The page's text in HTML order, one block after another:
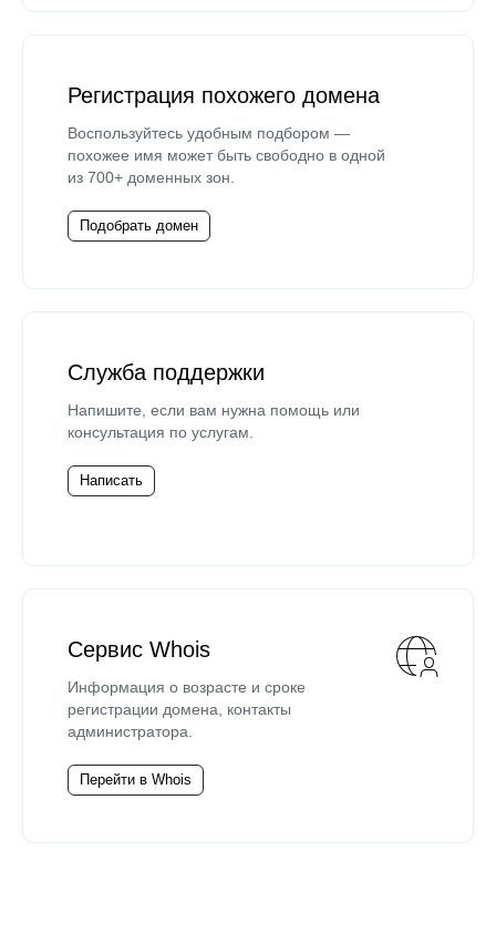
Регистрация похожего домена
Воспользуйтесь удобным подбором —
похожее имя может быть свободно в одной
из 700+ доменных зон.
Подобрать домен
Служба поддержки
Напишите, если вам нужна помощь или
консультация по услугам.
Написать
Сервис Whois
Информация о возрасте и сроке
регистрации домена, контакты
администратора.
Перейти в Whois